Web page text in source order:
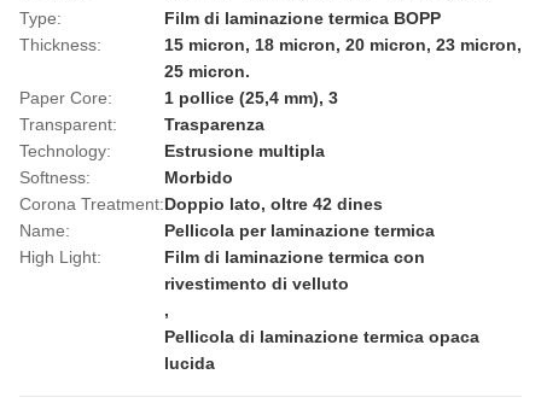
Type:
Film di laminazione termica BOPP
Thickness:
15 micron, 18 micron, 20 micron, 23 micron,
25 micron.
Paper Core:
1 pollice (25,4 mm), 3
Transparent:
Trasparenza
Technology:
Estrusione multipla
Softness:
Morbido
Corona Treatment:Doppio lato, oltre 42 dines
Name:
Pellicola per laminazione termica
High Light:
Film di laminazione termica con
rivestimento di velluto
,
Pellicola di laminazione termica opaca
lucida